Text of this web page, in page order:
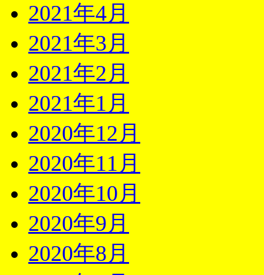
2021年4月
2021年3月
2021年2月
2021年1月
2020年12月
2020年11月
2020年10月
2020年9月
2020年8月